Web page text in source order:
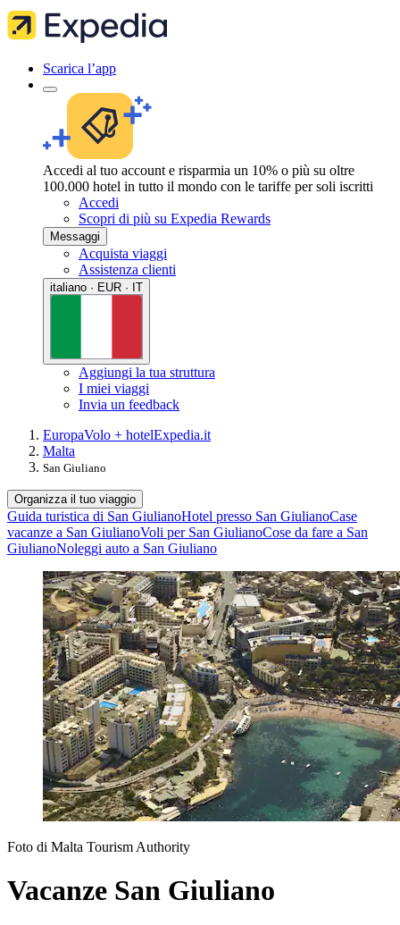
Scarica l’app
Accedi al tuo account e risparmia un 10% o più su oltre
100.000 hotel in tutto il mondo con le tariffe per soli iscritti
Accedi
Scopri di più su Expedia Rewards
Messaggi
Acquista viaggi
Assistenza clienti
italiano · EUR · IT
Aggiungi la tua struttura
I miei viaggi
Invia un feedback
EuropaVolo + hotelExpedia.it
Malta
San Giuliano
Organizza il tuo viaggio
Guida turistica di San GiulianoHotel presso San GiulianoCase
vacanze a San GiulianoVoli per San GiulianoCose da fare a San
GiulianoNoleggi auto a San Giuliano
Foto di Malta Tourism Authority
Vacanze San Giuliano